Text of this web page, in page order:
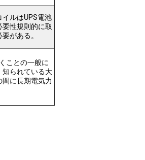
ルはUPS電池
性規則的に取
がある。
ことの一般に
知られている大
間に長期電気力